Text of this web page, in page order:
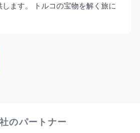
ます。 トルコの宝物を解く旅に
のパートナー